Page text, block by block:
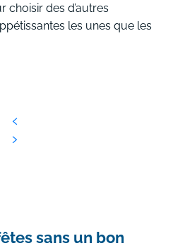
choisir des d’autres
les unes que les
sans un bon